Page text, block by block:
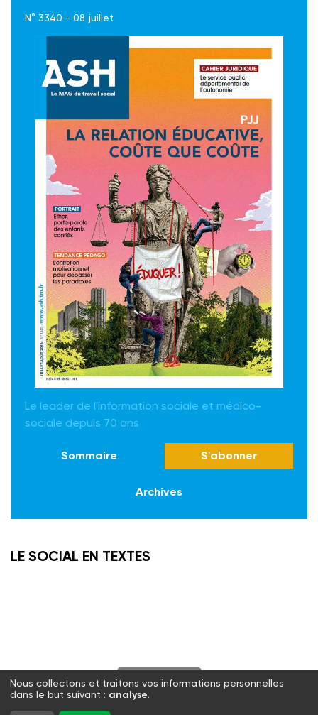
N° 3340 - 08 juillet
Le leader de l'information sociale et médico-
sociale depuis 70 ans
Sommaire S'abonner
Archives
LE SOCIAL EN TEXTES
S'abonner
Twitter Facebook
Nous collectons et traitons vos informations personnelles
dans le but suivant : analyse.